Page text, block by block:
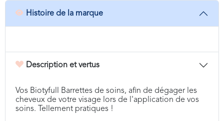
Histoire de la marque
Description et vertus
Vos Biotyfull Barrettes de soins, afin de dégager les
cheveux de votre visage lors de l'application de vos
soins. Tellement pratiques !